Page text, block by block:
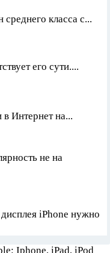
класса с...
его сути....
в Интернет на...
не на
iPhone нужно